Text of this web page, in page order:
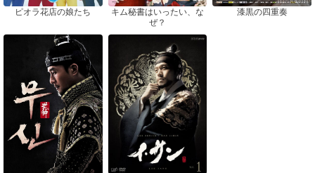
ピオラ花店の娘たち
キム秘書はいったい、な
ぜ？
漆黒の四重奏